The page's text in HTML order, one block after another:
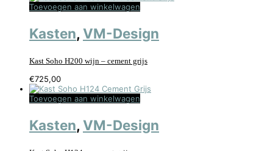
Toevoegen aan winkelwagen
Kasten, VM-Design
Kast Soho H200 wijn – cement grijs
€725,00
Toevoegen aan winkelwagen
Kasten, VM-Design